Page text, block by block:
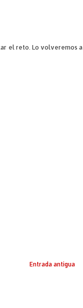
el reto. Lo volveremos a
Entrada antigua